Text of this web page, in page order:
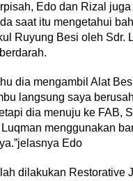
Edo dan Rizal
saat itu mengetahui
Ruyung Besi oleh Sdr.
dia mengambil Alat
langsung saya
dia menuju ke FAB,
menggunakan
Edo
dilakukan Restorative